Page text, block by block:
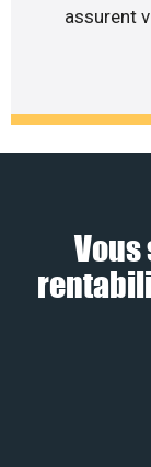
assurent
Vous